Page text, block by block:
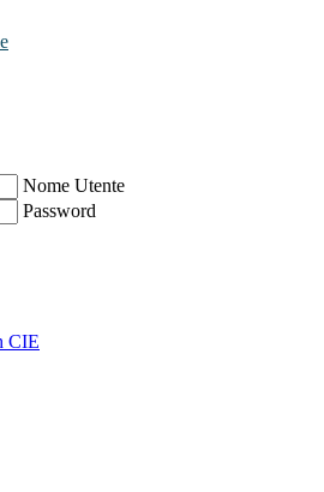
Nome Utente
Password
CIE